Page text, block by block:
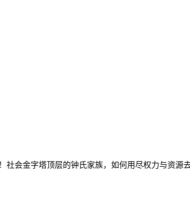
会金字塔顶层的钟氏家族，如何用尽权力与资源